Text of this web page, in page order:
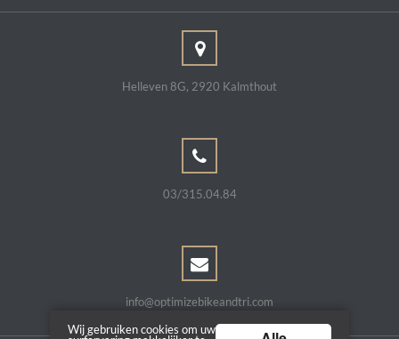
Helleven 8G, 2920 Kalmthout
03/315.04.84
info@optimizebikeandtri.com
Wij gebruiken cookies om uw